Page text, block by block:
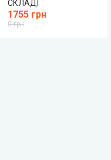
СКЛАДІ
1755 грн
0 грн